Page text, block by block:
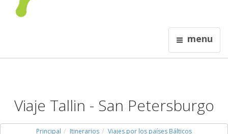
menu
Viaje Tallin - San Petersburgo
Principal Itinerarios
Viajes por los países Bálticos